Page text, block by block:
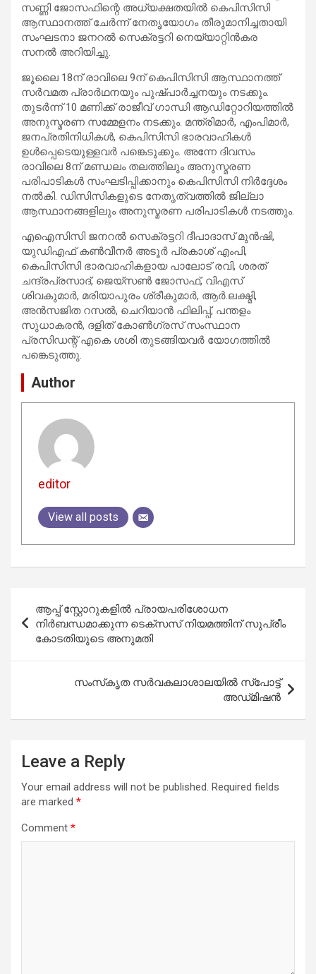
സണ്ണി ജോസഫിന്റെ അധ്യക്ഷതയില്‍ കെപിസിസി
ആസ്ഥാനത്ത് ചേര്‍ന്ന് നേതൃയോഗം തീരുമാനിച്ചതായി
സംഘടനാ ജനറല്‍ സെക്രട്ടറി നെയ്യാറ്റിന്‍കര
സനല്‍ അറിയിച്ചു.
ജൂലൈ 18ന് രാവിലെ 9ന് കെപിസിസി ആസ്ഥാനത്ത്
സര്‍വമത പ്രാര്‍ഥനയും പുഷ്പാര്‍ച്ചനയും നടക്കും.
തുടര്‍ന്ന് 10 മണിക്ക് രാജീവ് ഗാന്ധി ആഡിറ്റോറിയത്തില്‍
അനുസ്മരണ സമ്മേളനം നടക്കും. മന്ത്രിമാര്‍, എംപിമാര്‍,
ജനപ്രതിനിധികള്‍, കെപിസിസി ഭാരവാഹികള്‍
ഉള്‍പ്പെടെയുള്ളവര്‍ പങ്കെടുക്കും. അന്നേ ദിവസം
രാവിലെ 8ന് മണ്ഡലം തലത്തിലും അനുസ്മരണ
പരിപാടികള്‍ സംഘടിപ്പിക്കാനും കെപിസിസി നിര്‍ദ്ദേശം
നല്‍കി. ഡിസിസികളുടെ നേതൃത്വത്തില്‍ ജില്ലാ
ആസ്ഥാനങ്ങളിലും അനുസ്മരണ പരിപാടികള്‍ നടത്തും.
എഐസിസി ജനറല്‍ സെക്രട്ടറി ദീപാദാസ് മുന്‍ഷി,
യുഡിഎഫ് കണ്‍വീനര്‍ അടൂര്‍ പ്രകാശ് എംപി,
കെപിസിസി ഭാരവാഹികളായ പാലോട് രവി, ശരത്
ചന്ദ്രപ്രസാദ്, ജെയ്‌സണ്‍ ജോസഫ്, വിഎസ്
ശിവകുമാര്‍, മരിയാപുരം ശ്രീകുമാര്‍, ആര്‍.ലക്ഷ്മി,
അന്‍സജിത റസല്‍, ചെറിയാന്‍ ഫിലിപ്പ്, പന്തളം
സുധാകരന്‍, ദളിത് കോണ്‍ഗ്രസ് സംസ്ഥാന
പ്രസിഡന്റ് എകെ ശശി തുടങ്ങിയവര്‍ യോഗത്തില്‍
പങ്കെടുത്തു.
Author
editor
View all posts
navigation
ആപ്പ് സ്റ്റോറുകളിൽ പ്രായപരിശോധന
നിർബന്ധമാക്കുന്ന ടെക്സസ് നിയമത്തിന് സുപ്രീം
കോടതിയുടെ അനുമതി
സംസ്‌കൃത സർവകലാശാലയിൽ സ്പോട്ട്
അഡ്‌മിഷൻ
Leave a Reply
Your email address will not be published. Required fields
are marked *
Comment *